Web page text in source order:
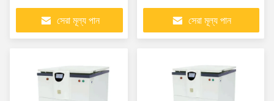
সেরা মূল্য পান সেরা মূল্য পান